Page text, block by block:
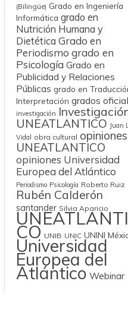
(Bilingüe) Grado en Ingeniería
Informática grado en
Nutrición Humana y
Dietética Grado en
Periodismo grado en
Psicología Grado en
Publicidad y Relaciones
Públicas grado en
Interpretación grados
investigación
UNEATLANTICO Juan
Vidal
obra cultural opiniones
UNEATLANTICO
opiniones Universidad
Europea del Atlántico
Periodismo Psicología Roberto Ruiz
Rubén Calderón
santander Silvia Aparicio
UNEATLANTI
CO UNIB UNIC UNINI
Universidad
Europea del
Atlántico Webinar